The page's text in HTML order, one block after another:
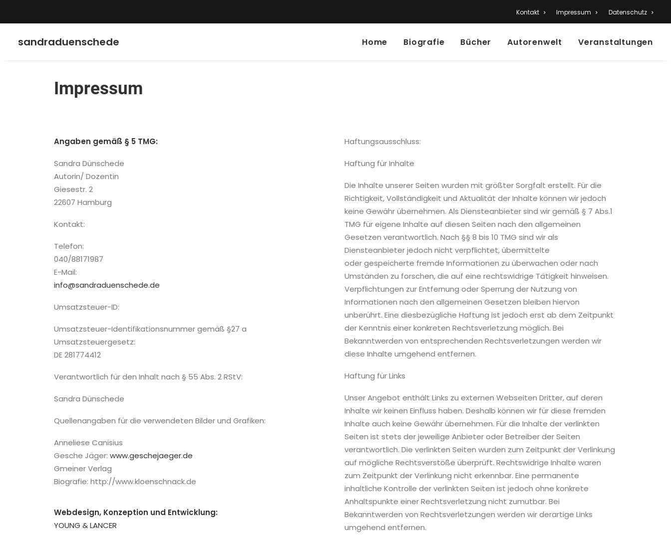
Kontakt Impressum Datenschutz
sandraduenschede Home Biografie Bücher Autorenwelt Veranstaltungen
Impressum
Angaben gemäß § 5 TMG:
Sandra Dünschede
Autorin/ Dozentin
Giesestr. 2
22607 Hamburg
Kontakt:
Telefon:
040/88171987
E-Mail:
info@sandraduenschede.de
Umsatzsteuer-ID:
Umsatzsteuer-Identifikationsnummer gemäß §27 a
Umsatzsteuergesetz:
DE 281774412
Verantwortlich für den Inhalt nach § 55 Abs. 2 RStV:
Sandra Dünschede
Quellenangaben für die verwendeten Bilder und Grafiken:
Anneliese Canisius
Gesche Jäger: www.geschejaeger.de
Gmeiner Verlag
Biografie: http://www.kloenschnack.de
Webdesign, Konzeption und Entwicklung:
YOUNG & LANCER
Haftungsausschluss:
Haftung für Inhalte
Die Inhalte unserer Seiten wurden mit größter Sorgfalt erstellt. Für die
Richtigkeit, Vollständigkeit und Aktualität der Inhalte können wir jedoch
keine Gewähr übernehmen. Als Diensteanbieter sind wir gemäß § 7 Abs.1
TMG für eigene Inhalte auf diesen Seiten nach den allgemeinen
Gesetzen verantwortlich. Nach §§ 8 bis 10 TMG sind wir als
Diensteanbieter jedoch nicht verpflichtet, übermittelte
oder gespeicherte fremde Informationen zu überwachen oder nach
Umständen zu forschen, die auf eine rechtswidrige Tätigkeit hinweisen.
Verpflichtungen zur Entfernung oder Sperrung der Nutzung von
Informationen nach den allgemeinen Gesetzen bleiben hiervon
unberührt. Eine diesbezügliche Haftung ist jedoch erst ab dem Zeitpunkt
der Kenntnis einer konkreten Rechtsverletzung möglich. Bei
Bekanntwerden von entsprechenden Rechtsverletzungen werden wir
diese Inhalte umgehend entfernen.
Haftung für Links
Unser Angebot enthält Links zu externen Webseiten Dritter, auf deren
Inhalte wir keinen Einfluss haben. Deshalb können wir für diese fremden
Inhalte auch keine Gewähr übernehmen. Für die Inhalte der verlinkten
Seiten ist stets der jeweilige Anbieter oder Betreiber der Seiten
verantwortlich. Die verlinkten Seiten wurden zum Zeitpunkt der Verlinkung
auf mögliche Rechtsverstöße überprüft. Rechtswidrige Inhalte waren
zum Zeitpunkt der Verlinkung nicht erkennbar. Eine permanente
inhaltliche Kontrolle der verlinkten Seiten ist jedoch ohne konkrete
Anhaltspunkte einer Rechtsverletzung nicht zumutbar. Bei
Bekanntwerden von Rechtsverletzungen werden wir derartige Links
umgehend entfernen.